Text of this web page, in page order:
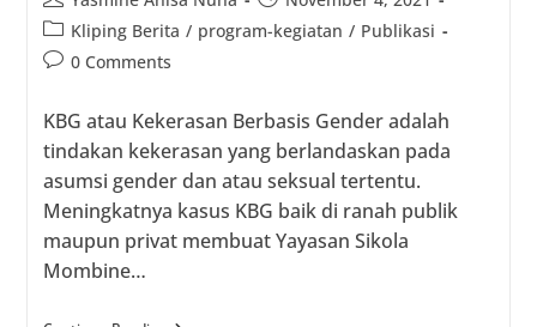
author:
published:
Post
category:
Kliping Berita / program-kegiatan / Publikasi
Post0 Comments
KBG atau Kekerasan Berbasis Gender adalah
tindakan kekerasan yang berlandaskan pada
asumsi gender dan atau seksual tertentu.
Meningkatnya kasus KBG baik di ranah publik
maupun privat membuat Yayasan Sikola
Mombine…